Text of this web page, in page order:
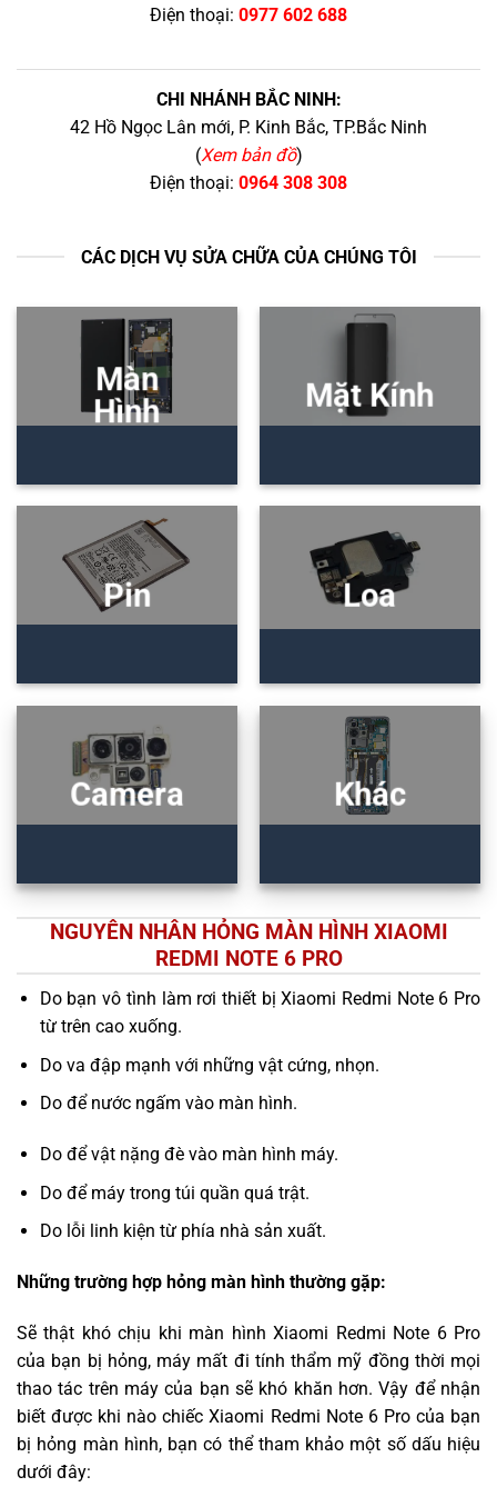
Điện thoại: 0977 602 688
CHI NHÁNH BẮC NINH:
42 Hồ Ngọc Lân mới, P. Kinh Bắc, TP.Bắc Ninh
(Xem bản đồ)
Điện thoại: 0964 308 308
CÁC DỊCH VỤ SỬA CHỮA CỦA CHÚNG TÔI
Màn
Hình
Mặt Kính
Pin Loa
Camera Khác
NGUYÊN NHÂN HỎNG MÀN HÌNH XIAOMI
REDMI NOTE 6 PRO
Do bạn vô tình làm rơi thiết bị Xiaomi Redmi Note 6 Pro
từ trên cao xuống.
Do va đập mạnh với những vật cứng, nhọn.
Do để nước ngấm vào màn hình.
Do để vật nặng đè vào màn hình máy.
Do để máy trong túi quần quá trật.
Do lỗi linh kiện từ phía nhà sản xuất.
Những trường hợp hỏng màn hình thường gặp:
Sẽ thật khó chịu khi màn hình Xiaomi Redmi Note 6 Pro
của bạn bị hỏng, máy mất đi tính thẩm mỹ đồng thời mọi
thao tác trên máy của bạn sẽ khó khăn hơn. Vậy để nhận
biết được khi nào chiếc Xiaomi Redmi Note 6 Pro của bạn
bị hỏng màn hình, bạn có thể tham khảo một số dấu hiệu
dưới đây: